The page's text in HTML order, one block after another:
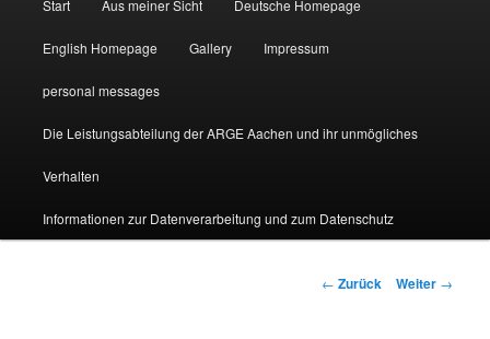
Start Aus meiner Sicht Deutsche Homepage
English Homepage Gallery Impressum
personal messages
Die Leistungsabteilung der ARGE Aachen und ihr unmögliches
Verhalten
Informationen zur Datenverarbeitung und zum Datenschutz
Beitragsnavigation
← Zurück Weiter →